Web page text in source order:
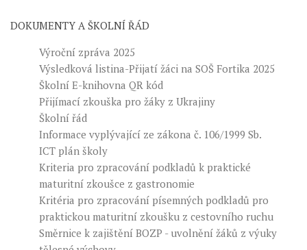
DOKUMENTY A ŠKOLNÍ ŘÁD
Výroční zpráva 2025
Výsledková listina-Přijatí žáci na SOŠ Fortika 2025
Školní E-knihovna QR kód
Přijímací zkouška pro žáky z Ukrajiny
Školní řád
Informace vyplývající ze zákona č. 106/1999 Sb.
ICT plán školy
Kriteria pro zpracování podkladů k praktické
maturitní zkoušce z gastronomie
Kritéria pro zpracování písemných podkladů pro
praktickou maturitní zkoušku z cestovního ruchu
Směrnice k zajištění BOZP - uvolnění žáků z výuky